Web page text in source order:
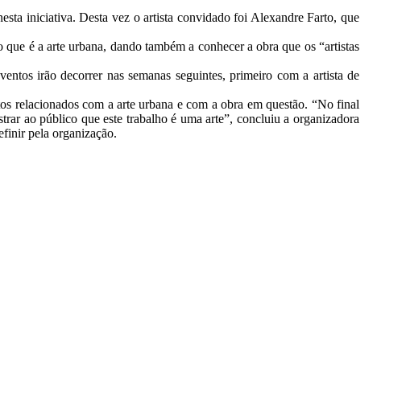
iniciativa. Desta vez o artista convidado foi Alexandre Farto, que
é a arte urbana, dando também a conhecer a obra que os “artistas
irão decorrer nas semanas seguintes, primeiro com a artista de
relacionados com a arte urbana e com a obra em questão. “No final
ao público que este trabalho é uma arte”, concluiu a organizadora
pela organização.